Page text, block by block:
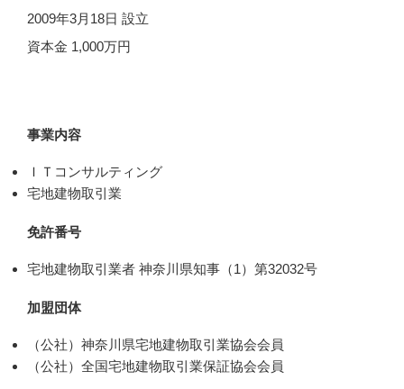
2009年3月18日 設立
資本金 1,000万円
事業内容
ＩＴコンサルティング
宅地建物取引業
免許番号
宅地建物取引業者 神奈川県知事（1）第32032号
加盟団体
（公社）神奈川県宅地建物取引業協会会員
（公社）全国宅地建物取引業保証協会会員